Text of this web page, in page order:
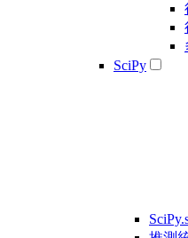
SciPy